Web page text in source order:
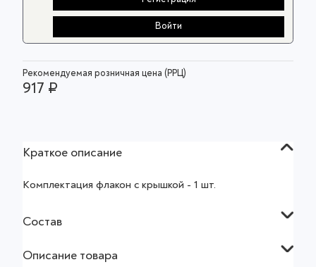
Войти
Рекомендуемая розничная цена (РРЦ)
917 ₽
Краткое описание
Комплектация флакон с крышкой - 1 шт.
Состав
Описание товара